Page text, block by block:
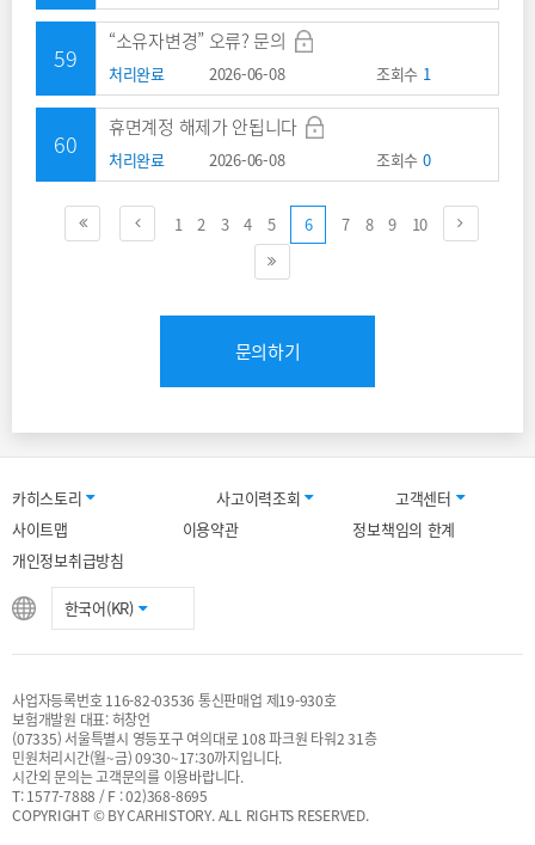
59
“소유자변경” 오류? 문의
처리완료 2026-06-08 조회수 1
60
휴면계정 해제가 안됩니다
처리완료 2026-06-08 조회수 0
1 2 3 4 5 6 7 8 9 10
문의하기
카히스토리 사고이력조회
고객센터
사이트맵
이용약관
정보책임의 한계
개인정보취급방침
한국어(KR)
사업자등록번호 116-82-03536 통신판매업 제19-930호
보험개발원 대표: 허창언
(07335) 서울특별시 영등포구 여의대로 108 파크원 타워2 31층
민원처리시간(월~금) 09:30~17:30까지입니다.
시간외 문의는 고객문의를 이용바랍니다.
T: 1577-7888 / F : 02)368-8695
COPYRIGHT © BY CARHISTORY. ALL RIGHTS RESERVED.